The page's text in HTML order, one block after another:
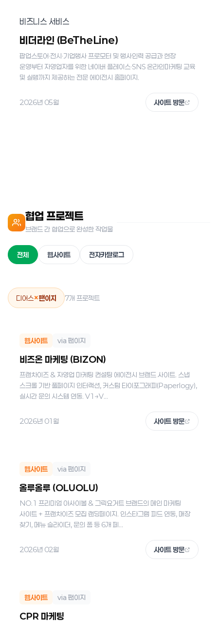
비즈니스 서비스
비더라인 (BeTheLine)
팝업스토어·전시·기업행사 프로모터 및 행사인력 공급과 현장
운영부터 자영업자를 위한 네이버 플레이스·SNS 온라인마케팅 교육
및 실행까지 제공하는 전문 에이전시 홈페이지.
2026년 05월 사이트 방문
협업 프로젝트
브랜드 간 협업으로 완성한 작업물
전체 웹사이트 전자카탈로그
디어스×팬이지 7개 프로젝트
웹사이트 via 팬이지
비즈온 마케팅 (BIZON)
프랜차이즈 & 자영업 마케팅 컨설팅 에이전시 브랜드 사이트. 스냅
스크롤 기반 풀페이지 인터랙션, 커스텀 타이포그래피(Paperlogy),
실시간 문의 시스템 연동. V1→V...
2026년 01월 사이트 방문
웹사이트 via 팬이지
올루올루 (OLUOLU)
NO.1 프리미엄 아사이볼 & 그릭요거트 브랜드의 메인 마케팅
사이트 + 프랜차이즈 모집 랜딩페이지. 인스타그램 피드 연동, 매장
찾기, 메뉴 슬라이더, 문의 폼 등 6개 페...
2026년 02월 사이트 방문
웹사이트 via 팬이지
CPR 마케팅